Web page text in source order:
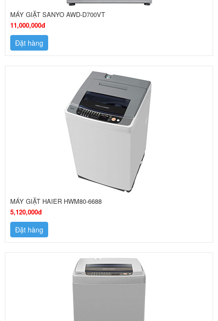
MÁY GIẶT SANYO AWD-D700VT
11,000,000đ
Đặt hàng
MÁY GIẶT HAIER HWM80-6688
5,120,000đ
Đặt hàng